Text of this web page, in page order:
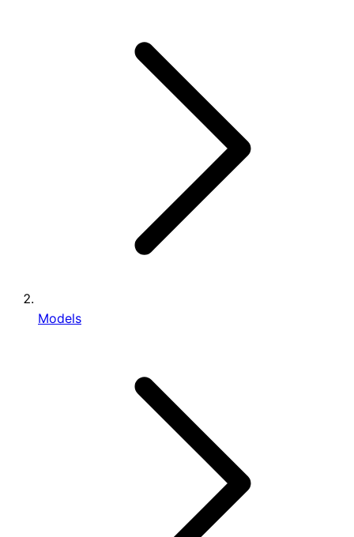
Models